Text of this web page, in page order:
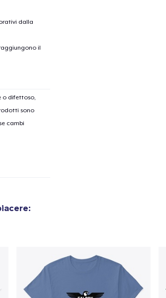
dalla
il
o difettoso,
sono
cambi